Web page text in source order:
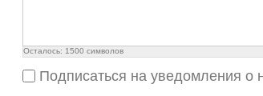
Осталось: 1500 символов
Подписаться на уведомления о